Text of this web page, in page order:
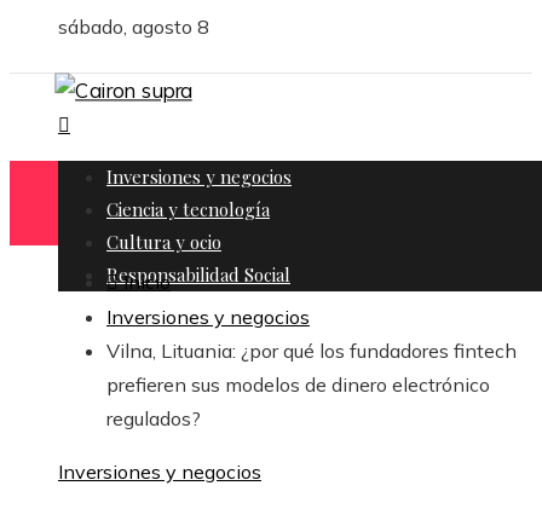
sábado, agosto 8
Inversiones y negocios
Ciencia y tecnología
Cultura y ocio
Responsabilidad Social
Inicio
Inversiones y negocios
Vilna, Lituania: ¿por qué los fundadores fintech
prefieren sus modelos de dinero electrónico
regulados?
Inversiones y negocios